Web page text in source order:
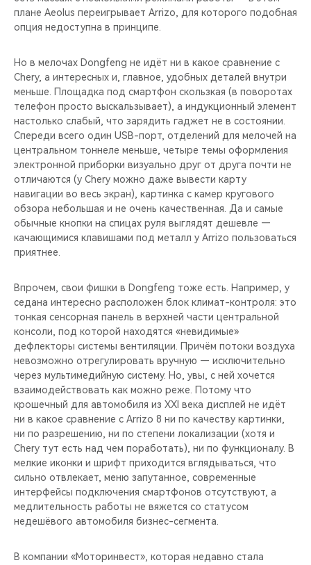
плане Aeolus переигрывает Arrizo, для которого подобная
опция недоступна в принципе.
Но в мелочах Dongfeng не идёт ни в какое сравнение с
Chery, а интересных и, главное, удобных деталей внутри
меньше. Площадка под смартфон скользкая (в поворотах
телефон просто выскальзывает), а индукционный элемент
настолько слабый, что зарядить гаджет не в состоянии.
Спереди всего один USB-порт, отделений для мелочей на
центральном тоннеле меньше, четыре темы оформления
электронной приборки визуально друг от друга почти не
отличаются (у Chery можно даже вывести карту
навигации во весь экран), картинка с камер кругового
обзора небольшая и не очень качественная. Да и самые
обычные кнопки на спицах руля выглядят дешевле —
качающимися клавишами под металл у Arrizo пользоваться
приятнее.
Впрочем, свои фишки в Dongfeng тоже есть. Например, у
седана интересно расположен блок климат-контроля: это
тонкая сенсорная панель в верхней части центральной
консоли, под которой находятся «невидимые»
дефлекторы системы вентиляции. Причём потоки воздуха
невозможно отрегулировать вручную — исключительно
через мультимедийную систему. Но, увы, с ней хочется
взаимодействовать как можно реже. Потому что
крошечный для автомобиля из XXI века дисплей не идёт
ни в какое сравнение с Arrizo 8 ни по качеству картинки,
ни по разрешению, ни по степени локализации (хотя и
Chery тут есть над чем поработать), ни по функционалу. В
мелкие иконки и шрифт приходится вглядываться, что
сильно отвлекает, меню запутанное, современные
интерфейсы подключения смартфонов отсутствуют, а
медлительность работы не вяжется со статусом
недешёвого автомобиля бизнес-сегмента.
В компании «Моторинвест», которая недавно стала